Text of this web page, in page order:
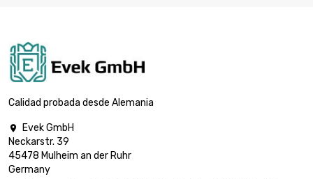
Calidad probada desde Alemania

Evek GmbH
Neckarstr. 39
45478 Mulheim an der Ruhr
Germany